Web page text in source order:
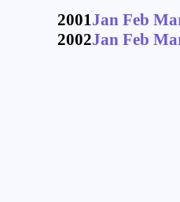
2001Jan Feb
2002Jan Feb